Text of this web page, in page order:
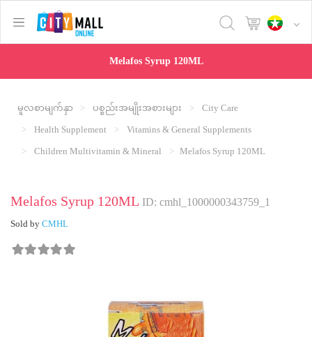
text.skipToContent
text.skipToNavigation
Melafos Syrup 120ML
မူလစာမျက်နှာ ပစ္စည်းအမျိုးအစားများ
City Care
Health Supplement
Vitamins & General Supplements
Children Multivitamin & Mineral
Melafos Syrup 120ML
Melafos Syrup 120MLID: cmhl_1000000343759_1
Sold byCMHL